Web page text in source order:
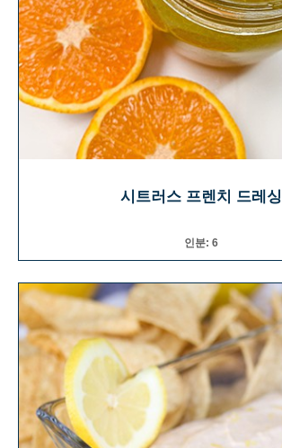
시트러스 프렌치 드레싱
인분: 6